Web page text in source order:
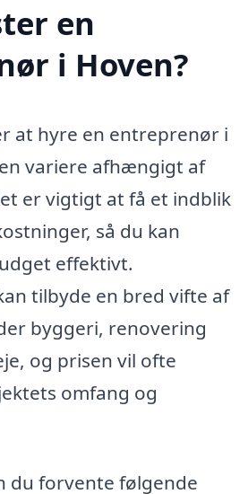
en
i Hoven?
at hyre en entreprenør i
variere afhængigt af
er vigtigt at få et indblik
så du kan
effektivt.
tilbyde en bred vifte af
byggeri, renovering
og prisen vil ofte
omfang og
du forvente følgende